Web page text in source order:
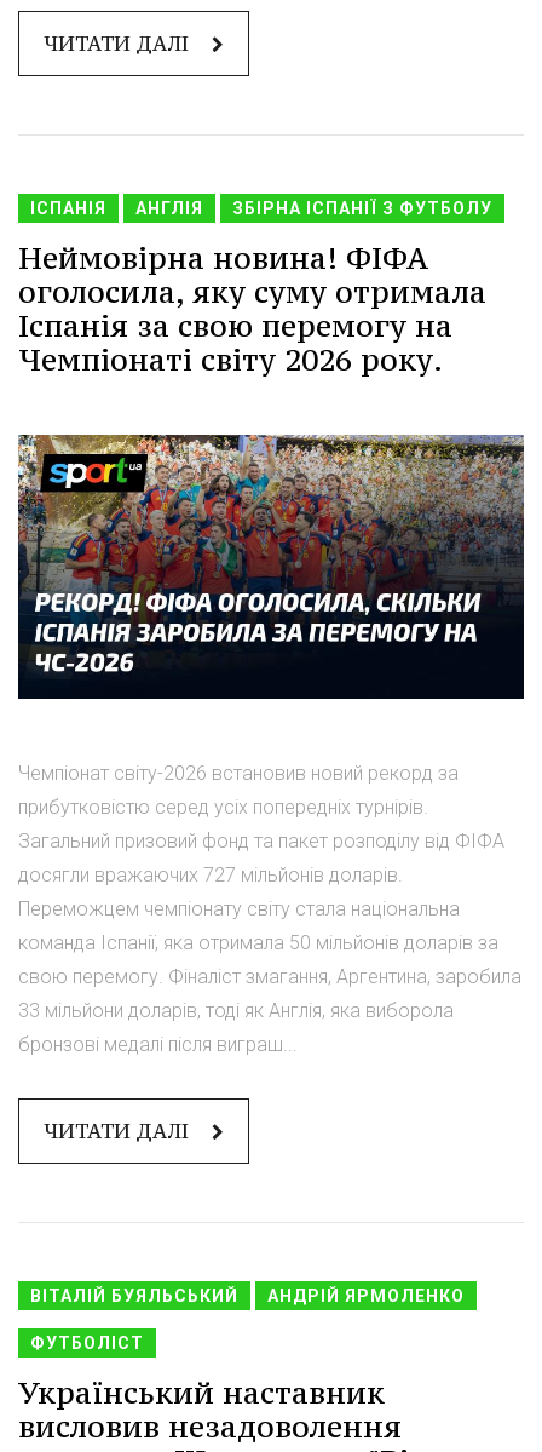
ЧИТАТИ ДАЛІ
ІСПАНІЯ АНГЛІЯ ЗБІРНА ІСПАНІЇ З ФУТБОЛУ
Неймовірна новина! ФІФА
оголосила, яку суму отримала
Іспанія за свою перемогу на
Чемпіонаті світу 2026 року.
Чемпіонат світу-2026 встановив новий рекорд за
прибутковістю серед усіх попередніх турнірів.
Загальний призовий фонд та пакет розподілу від ФІФА
досягли вражаючих 727 мільйонів доларів.
Переможцем чемпіонату світу стала національна
команда Іспанії, яка отримала 50 мільйонів доларів за
свою перемогу. Фіналіст змагання, Аргентина, заробила
33 мільйони доларів, тоді як Англія, яка виборола
бронзові медалі після виграш...
ЧИТАТИ ДАЛІ
ВІТАЛІЙ БУЯЛЬСЬКИЙ АНДРІЙ ЯРМОЛЕНКО
ФУТБОЛІСТ
Український наставник
висловив незадоволення